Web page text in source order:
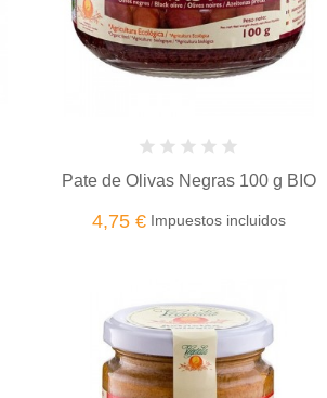
Pate de Olivas Negras 100 g BIO
4,75 €Impuestos incluidos